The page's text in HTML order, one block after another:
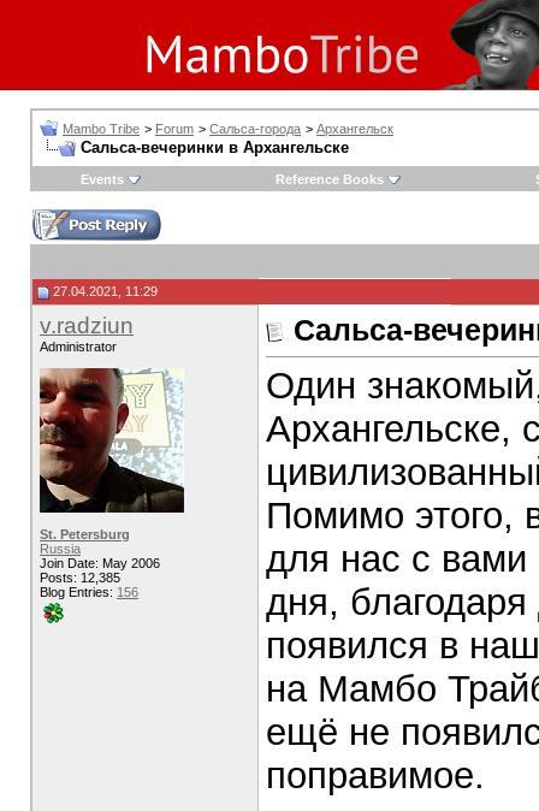
Mambo Tribe > Forum > Сальса-города > Архангельск
Сальса-вечеринки в Архангельске
Events Reference Books
27.04.2021, 11:29
v.radziun
Administrator
St. Petersburg
Russia
Join Date: May 2006
Posts: 12,385
Blog Entries: 156
Сальса-
Один
Архангельске,
Помимо этого,
для нас с вами
дня,
появился в
на Мамбо
ещё не
поправимое.